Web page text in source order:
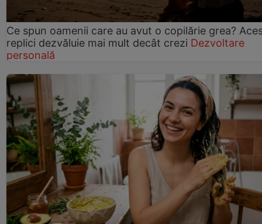
Ce spun oamenii care au avut o copilărie grea?
replici dezvăluie mai mult decât crezi Dezvoltare
personală